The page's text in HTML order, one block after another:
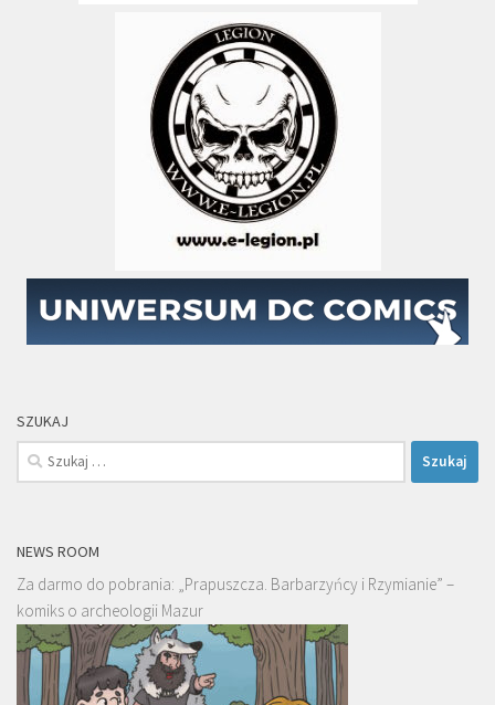
SZUKAJ
Szukaj:
NEWS ROOM
Za darmo do pobrania: „Prapuszcza. Barbarzyńcy i Rzymianie” –
komiks o archeologii Mazur